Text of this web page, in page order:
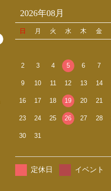
2026年08月
日 月 火 水 木 金
2 3 4 5 6 7
9 10 11 12 13 14
16 17 18 19 20 21
23 24 25 26 27 28
30 31
定休日 イベント